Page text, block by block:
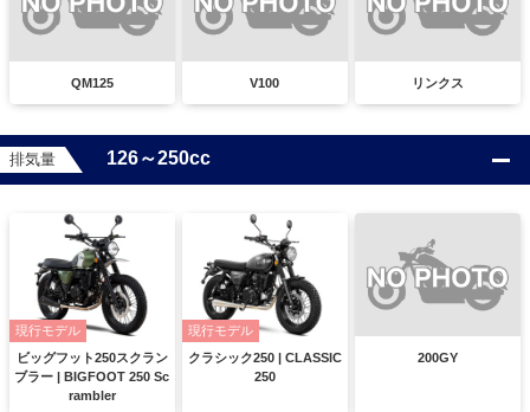
QM125 V100 リンクス
排気量 126～250cc
ビッグフット250スクラン
ブラー | BIGFOOT 250 Sc
rambler
現行モデル
クラシック250 | CLASSIC
250
現行モデル
200GY